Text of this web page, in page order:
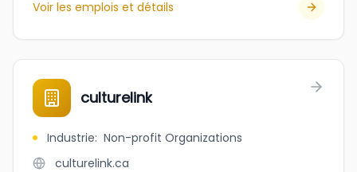
Voir les emplois et détails
culturelink
Industrie: Non-profit Organizations
culturelink.ca